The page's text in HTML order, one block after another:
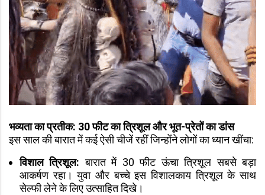
भव्यता का प्रतीक: 30 फीट का त्रिशूल और भूत-प्रेतों का डांस
इस साल की बारात में कई ऐसी चीजें रहीं जिन्होंने लोगों का ध्यान खींचा:
विशाल त्रिशूल:बारात में 30 फीट ऊंचा त्रिशूल सबसे बड़ा
आकर्षण रहा। युवा और बच्चे इस विशालकाय त्रिशूल के साथ
सेल्फी लेने के लिए उत्साहित दिखे।